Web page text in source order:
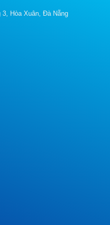
3, Hòa Xuân, Đà Nẵng